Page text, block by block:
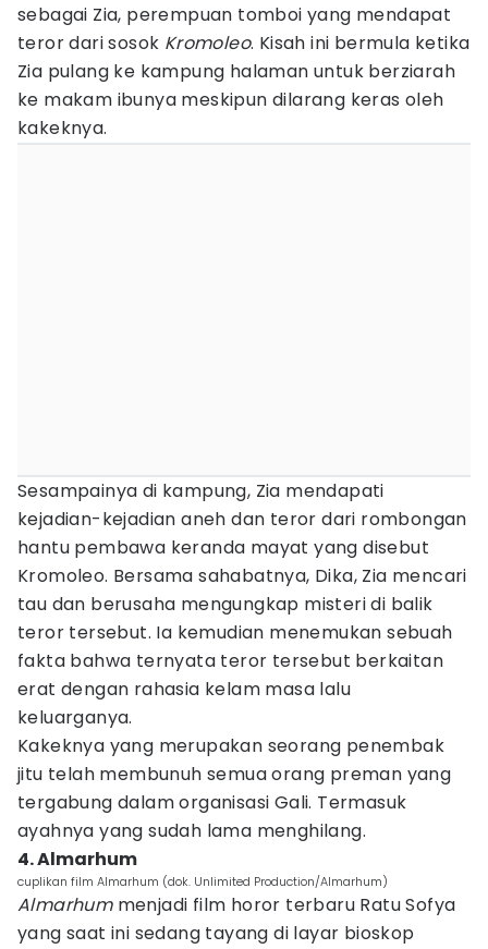
sebagai Zia, perempuan tomboi yang mendapat
teror dari sosok Kromoleo. Kisah ini bermula ketika
Zia pulang ke kampung halaman untuk berziarah
ke makam ibunya meskipun dilarang keras oleh
kakeknya.
Sesampainya di kampung, Zia mendapati
kejadian-kejadian aneh dan teror dari rombongan
hantu pembawa keranda mayat yang disebut
Kromoleo. Bersama sahabatnya, Dika, Zia mencari
tau dan berusaha mengungkap misteri di balik
teror tersebut. Ia kemudian menemukan sebuah
fakta bahwa ternyata teror tersebut berkaitan
erat dengan rahasia kelam masa lalu
keluarganya.
Kakeknya yang merupakan seorang penembak
jitu telah membunuh semua orang preman yang
tergabung dalam organisasi Gali. Termasuk
ayahnya yang sudah lama menghilang.
4. Almarhum
cuplikan film Almarhum (dok. Unlimited Production/Almarhum)
Almarhummenjadi film horor terbaru Ratu Sofya
yang saat ini sedang tayang di layar bioskop